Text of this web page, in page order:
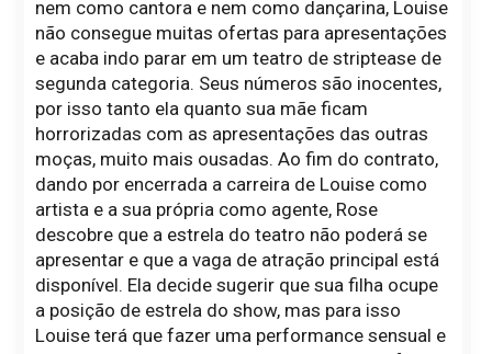
nem como cantora e nem como dançarina, Louise
não consegue muitas ofertas para apresentações
e acaba indo parar em um teatro de striptease de
segunda categoria. Seus números são inocentes,
por isso tanto ela quanto sua mãe ficam
horrorizadas com as apresentações das outras
moças, muito mais ousadas. Ao fim do contrato,
dando por encerrada a carreira de Louise como
artista e a sua própria como agente, Rose
descobre que a estrela do teatro não poderá se
apresentar e que a vaga de atração principal está
disponível. Ela decide sugerir que sua filha ocupe
a posição de estrela do show, mas para isso
Louise terá que fazer uma performance sensual e